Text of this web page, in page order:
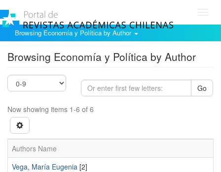
Browsing Economía y Política by Author
Browsing Economía y Política by Author
Go
Now showing items 1-6 of 6
Authors Name
Vega, María Eugenia [2]